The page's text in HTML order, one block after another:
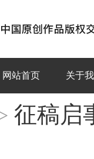
网站首页 关于
征稿启